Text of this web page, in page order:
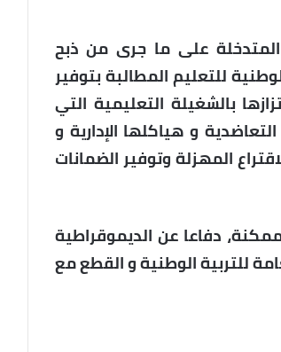
المتدخلة على ما جرى من ذبح
للتعليم المطالبة بتوفير
بالشغيلة التعليمية التي
و هياكلها الإدارية و
المهزلة وتوفير الضمانات
دفاعا عن الديموقراطية
للتربية الوطنية و القطع مع